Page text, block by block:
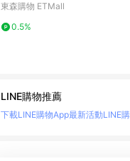
東森購物 ETMall
0.5%
LINE購物推薦
下載LINE購物App最新活動LINE